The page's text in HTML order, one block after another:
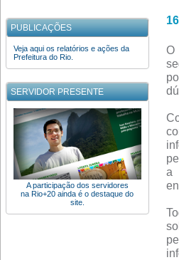
PUBLICAÇÕES
Veja aqui os relatórios e ações da
Prefeitura do Rio.
SERVIDOR PRESENTE
A participação dos servidores
na Rio+20 ainda é o destaque do
site.
O
a